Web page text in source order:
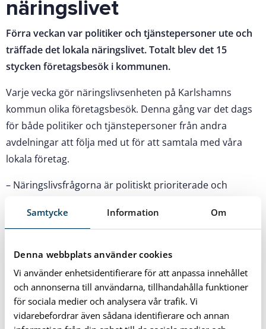
Samtycke Information Om
Denna webbplats använder cookies
Vi använder enhetsidentifierare för att anpassa innehållet
och annonserna till användarna, tillhandahålla funktioner
för sociala medier och analysera vår trafik. Vi
vidarebefordrar även sådana identifierare och annan
näringslivet
Förra veckan var politiker och tjänstepersoner ute och
träffade det lokala näringslivet. Totalt blev det 15
stycken företagsbesök i kommunen.
Varje vecka gör näringslivsenheten på Karlshamns
kommun olika företagsbesök. Denna gång var det dags
för både politiker och tjänstepersoner från andra
avdelningar att följa med ut för att samtala med våra
lokala företag.
– Näringslivsfrågorna är politiskt prioriterade och
organisationen. Ett sådan här dag är en viktig pusselbit i
Gärdebring (M), kommunstyrelsens ordförande.
Totalt besöktes 15 stycken företag och det blev bra
samtal om kompetensförsörjning, centrumutveckling,
landsbygd, tillgänglighet och företagsklimat.